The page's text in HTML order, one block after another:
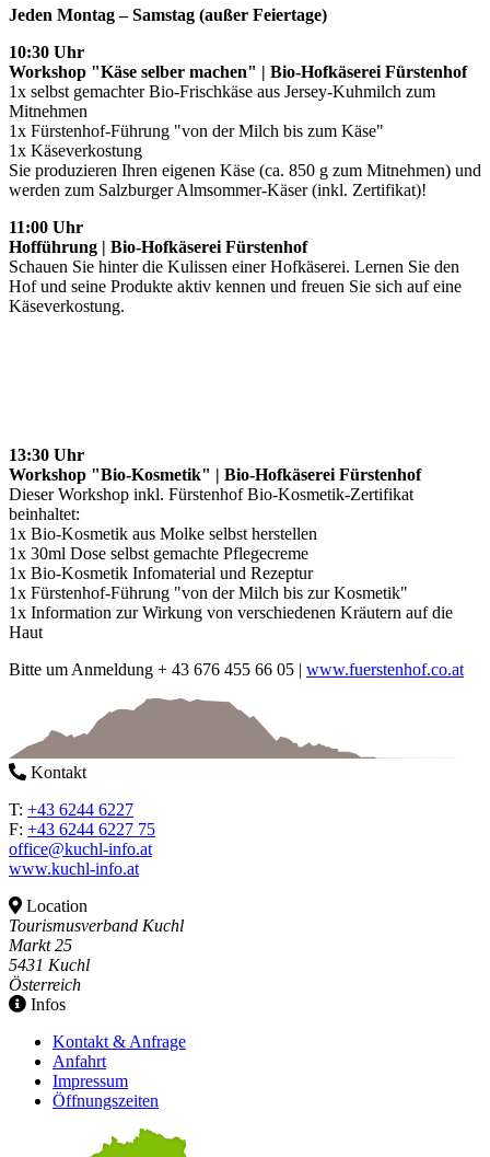
Jeden Montag – Samstag (außer Feiertage)
10:30 Uhr
Workshop "Käse selber machen" | Bio-Hofkäserei Fürstenhof
1x selbst gemachter Bio-Frischkäse aus Jersey-Kuhmilch zum
Mitnehmen
1x Fürstenhof-Führung "von der Milch bis zum Käse"
1x Käseverkostung
Sie produzieren Ihren eigenen Käse (ca. 850 g zum Mitnehmen) und
werden zum Salzburger Almsommer-Käser (inkl. Zertifikat)!
11:00 Uhr
Hofführung | Bio-Hofkäserei Fürstenhof
Schauen Sie hinter die Kulissen einer Hofkäserei. Lernen Sie den
Hof und seine Produkte aktiv kennen und freuen Sie sich auf eine
Käseverkostung.
13:30 Uhr
Workshop "Bio-Kosmetik" | Bio-Hofkäserei Fürstenhof
Dieser Workshop inkl. Fürstenhof Bio-Kosmetik-Zertifikat
beinhaltet:
1x Bio-Kosmetik aus Molke selbst herstellen
1x 30ml Dose selbst gemachte Pflegecreme
1x Bio-Kosmetik Infomaterial und Rezeptur
1x Fürstenhof-Führung "von der Milch bis zur Kosmetik"
1x Information zur Wirkung von verschiedenen Kräutern auf die
Haut
Bitte um Anmeldung + 43 676 455 66 05 | www.fuerstenhof.co.at
Kontakt
T: +43 6244 6227
F: +43 6244 6227 75
office@kuchl-info.at
www.kuchl-info.at
Location
Tourismusverband Kuchl
Markt 25
5431 Kuchl
Österreich
Infos
Kontakt & Anfrage
Anfahrt
Impressum
Öffnungszeiten